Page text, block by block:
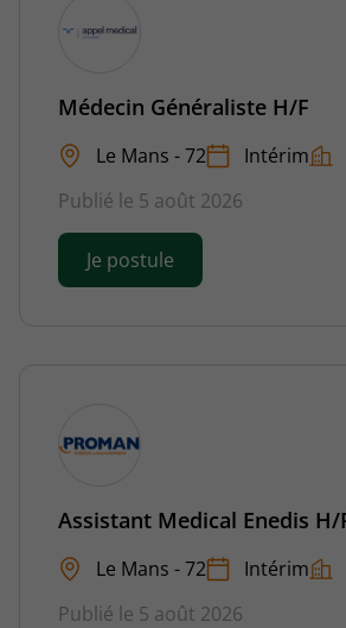
Médecin Généraliste H/F
Le Mans - 72 Intérim
Publié le 5 août 2026
Je postule
Assistant Medical Enedis H/
Le Mans - 72 Intérim
Publié le 5 août 2026